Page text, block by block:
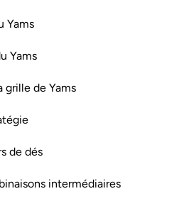
Yams
Yams
grille de Yams
de dés
intermédiaires